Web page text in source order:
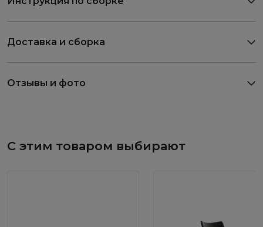
Доставка и сборка
Отзывы и фото
С этим товаром выбирают